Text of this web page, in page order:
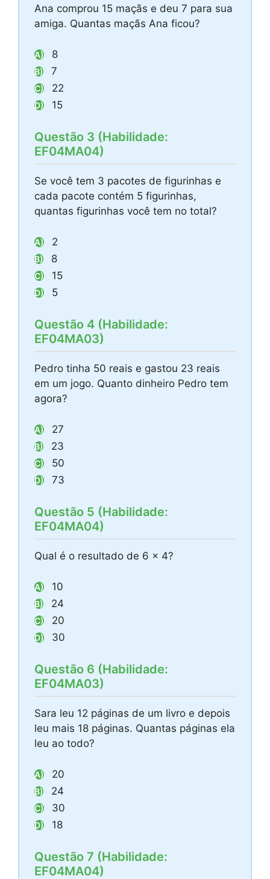
Ana comprou 15 maçãs e deu 7 para sua
amiga. Quantas maçãs Ana ficou?
A) 8
B) 7
C) 22
D) 15
Questão 3 (Habilidade:
EF04MA04)
Se você tem 3 pacotes de figurinhas e
cada pacote contém 5 figurinhas,
quantas figurinhas você tem no total?
A) 2
B) 8
C) 15
D) 5
Questão 4 (Habilidade:
EF04MA03)
Pedro tinha 50 reais e gastou 23 reais
em um jogo. Quanto dinheiro Pedro tem
agora?
A) 27
B) 23
C) 50
D) 73
Questão 5 (Habilidade:
EF04MA04)
Qual é o resultado de 6 x 4?
A) 10
B) 24
C) 20
D) 30
Questão 6 (Habilidade:
EF04MA03)
Sara leu 12 páginas de um livro e depois
leu mais 18 páginas. Quantas páginas ela
leu ao todo?
A) 20
B) 24
C) 30
D) 18
Questão 7 (Habilidade:
EF04MA04)